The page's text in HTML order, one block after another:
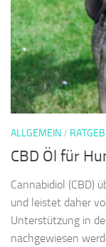
ALLGEMEIN/
CBD Öl für
Cannabidiol (CBD)
und leistet daher
Unterstützung in
nachgewiesen